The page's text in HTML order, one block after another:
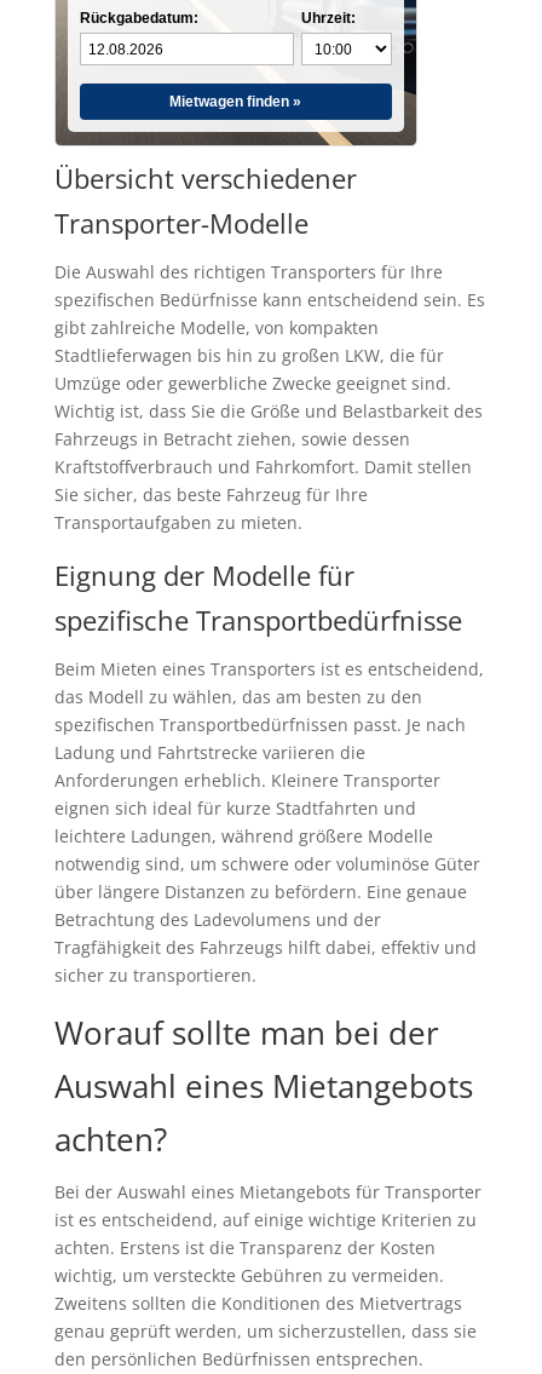
Rückgabedatum: Uhrzeit:
Mietwagen finden »
Übersicht verschiedener
Transporter-Modelle
Die Auswahl des richtigen Transporters für Ihre
spezifischen Bedürfnisse kann entscheidend sein. Es
gibt zahlreiche Modelle, von kompakten
Stadtlieferwagen bis hin zu großen LKW, die für
Umzüge oder gewerbliche Zwecke geeignet sind.
Wichtig ist, dass Sie die Größe und Belastbarkeit des
Fahrzeugs in Betracht ziehen, sowie dessen
Kraftstoffverbrauch und Fahrkomfort. Damit stellen
Sie sicher, das beste Fahrzeug für Ihre
Transportaufgaben zu mieten.
Eignung der Modelle für
spezifische Transportbedürfnisse
Beim Mieten eines Transporters ist es entscheidend,
das Modell zu wählen, das am besten zu den
spezifischen Transportbedürfnissen passt. Je nach
Ladung und Fahrtstrecke variieren die
Anforderungen erheblich. Kleinere Transporter
eignen sich ideal für kurze Stadtfahrten und
leichtere Ladungen, während größere Modelle
notwendig sind, um schwere oder voluminöse Güter
über längere Distanzen zu befördern. Eine genaue
Betrachtung des Ladevolumens und der
Tragfähigkeit des Fahrzeugs hilft dabei, effektiv und
sicher zu transportieren.
Worauf sollte man bei der
Auswahl eines Mietangebots
achten?
Bei der Auswahl eines Mietangebots für Transporter
ist es entscheidend, auf einige wichtige Kriterien zu
achten. Erstens ist die Transparenz der Kosten
wichtig, um versteckte Gebühren zu vermeiden.
Zweitens sollten die Konditionen des Mietvertrags
genau geprüft werden, um sicherzustellen, dass sie
den persönlichen Bedürfnissen entsprechen.